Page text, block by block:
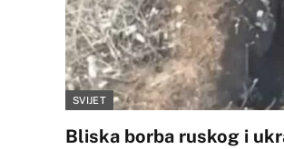
SVIJET
Bliska borba ruskog i